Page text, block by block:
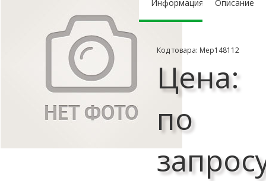
Информация Описание
Код товара: Мер148112
Цена:
по